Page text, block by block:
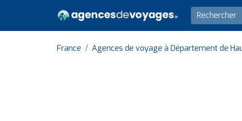
France Agences de voyage à Département de